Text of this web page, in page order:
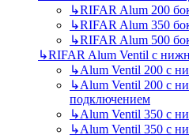
↳RIFAR Alum 200
↳RIFAR Alum 350
↳RIFAR Alum 500
↳RIFAR Alum Ventil с
↳Alum Ventil 200 с
↳Alum Ventil 200 с
подключением
↳Alum Ventil 350 с
↳Alum Ventil 350 с